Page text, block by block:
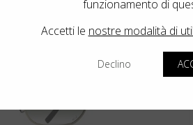
funzionamento di
Accetti le nostre modalità di
Declino